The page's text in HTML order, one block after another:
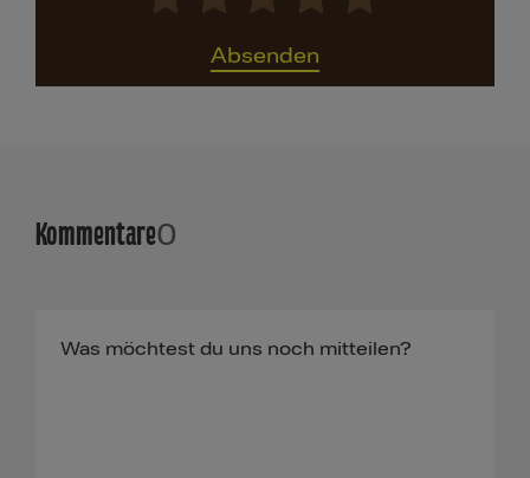
Absenden
Kommentare0